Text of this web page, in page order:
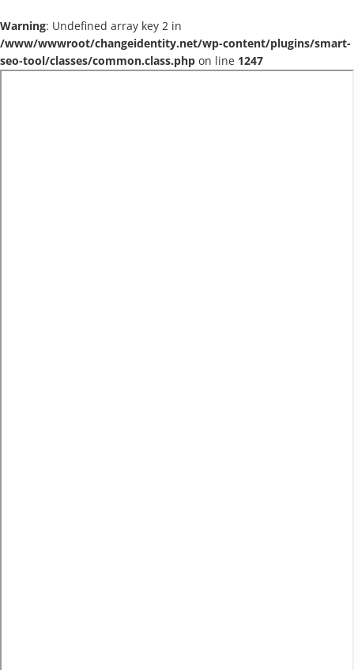
Warning: Undefined array key 2 in
/www/wwwroot/changeidentity.net/wp-content/plugins/smart-
seo-tool/classes/common.class.php on line 1247